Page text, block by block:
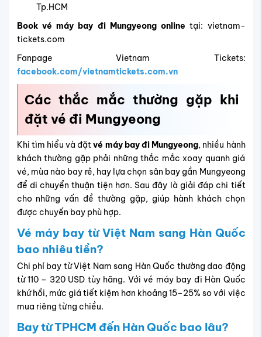
Tp.HCM
Book vé máy bay đi Mungyeong onlinetại: vietnam-
tickets.com
Fanpage Vietnam Tickets:
facebook.com/vietnamtickets.com.vn
Các thắc mắc thường gặp khi
đặt vé đi Mungyeong
Khi tìm hiểu và đặtvé máy bay đi Mungyeong, nhiều hành
khách thường gặp phải những thắc mắc xoay quanh giá
vé, mùa nào bay rẻ, hay lựa chọn sân bay gần Mungyeong
để di chuyển thuận tiện hơn. Sau đây là giải đáp chi tiết
cho những vấn đề thường gặp, giúp hành khách chọn
được chuyến bay phù hợp.
Vé máy bay từ Việt Nam sang Hàn Quốc
bao nhiêu tiền?
Chi phí bay từ Việt Nam sang Hàn Quốc thường dao động
từ 110 – 320 USD tùy hãng. Với vé máy bay đi Hàn Quốc
khứ hồi, mức giá tiết kiệm hơn khoảng 15–25% so với việc
mua riêng từng chiều.
Bay từ TPHCM đến Hàn Quốc bao lâu?